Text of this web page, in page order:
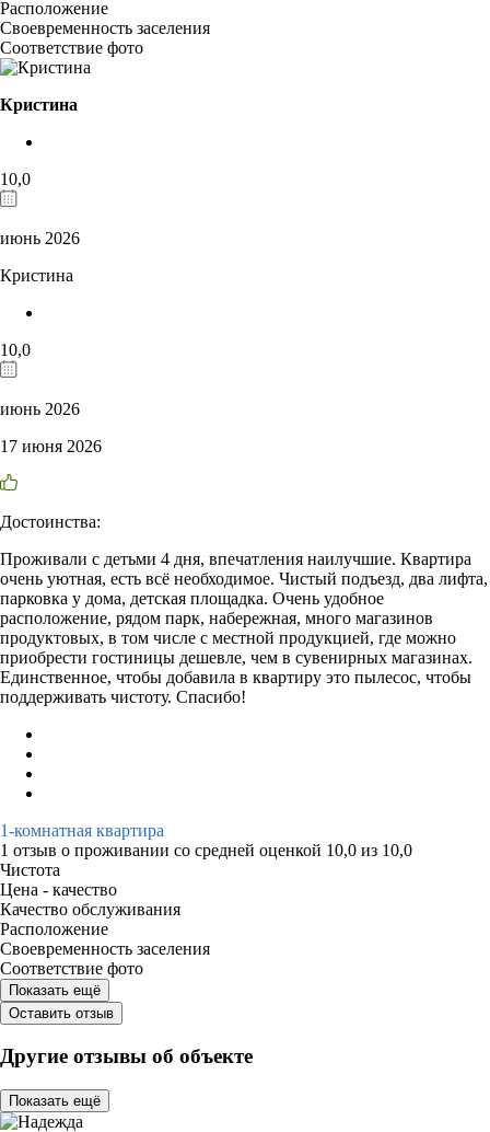
Расположение
Своевременность заселения
Соответствие фото
Кристина
10,0
июнь 2026
Кристина
10,0
июнь 2026
17 июня 2026
Достоинства:
Проживали с детьми 4 дня, впечатления наилучшие. Квартира
очень уютная, есть всё необходимое. Чистый подъезд, два лифта,
парковка у дома, детская площадка. Очень удобное
расположение, рядом парк, набережная, много магазинов
продуктовых, в том числе с местной продукцией, где можно
приобрести гостиницы дешевле, чем в сувенирных магазинах.
Единственное, чтобы добавила в квартиру это пылесос, чтобы
поддерживать чистоту. Спасибо!
1-комнатная квартира
1 отзыв о проживании со средней оценкой 10,0 из 10,0
Чистота
Цена - качество
Качество обслуживания
Расположение
Своевременность заселения
Соответствие фото
Показать ещё
Оставить отзыв
Другие отзывы об объекте
Показать ещё